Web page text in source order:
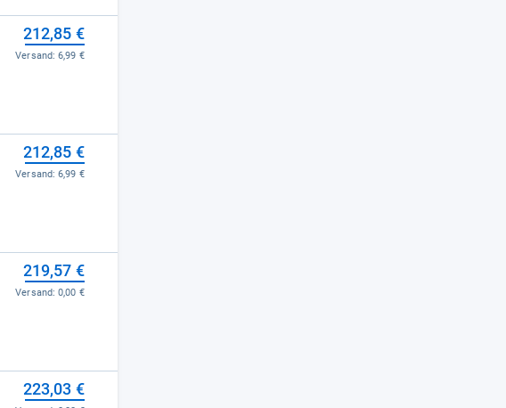
212,85 €
Versand:6,99 €
212,85 €
Versand:6,99 €
219,57 €
Versand:0,00 €
223,03 €